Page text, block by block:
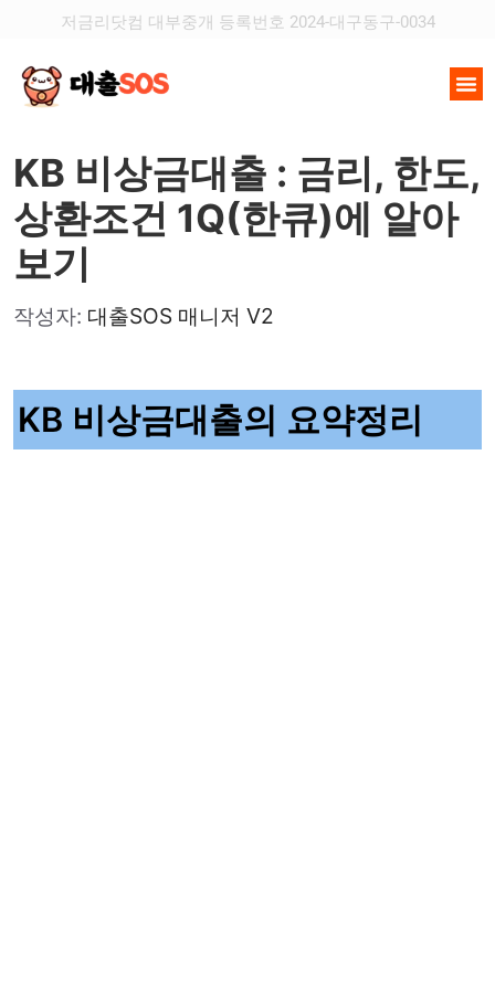
저금리닷컴 대부중개 등록번호 2024-대구동구-0034
KB 비상금대출 : 금리, 한도,
상환조건 1Q(한큐)에 알아
보기
작성자: 대출SOS 매니저 V2
KB 비상금대출의 요약정리